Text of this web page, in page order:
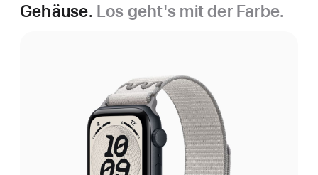
Gehäuse. Los geht's mit der Farbe.